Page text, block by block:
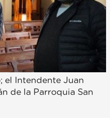
el Intendente Juan
de la Parroquia San